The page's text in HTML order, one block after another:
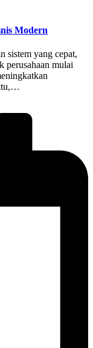
Modern
sistem yang cepat,
perusahaan mulai
itu,…